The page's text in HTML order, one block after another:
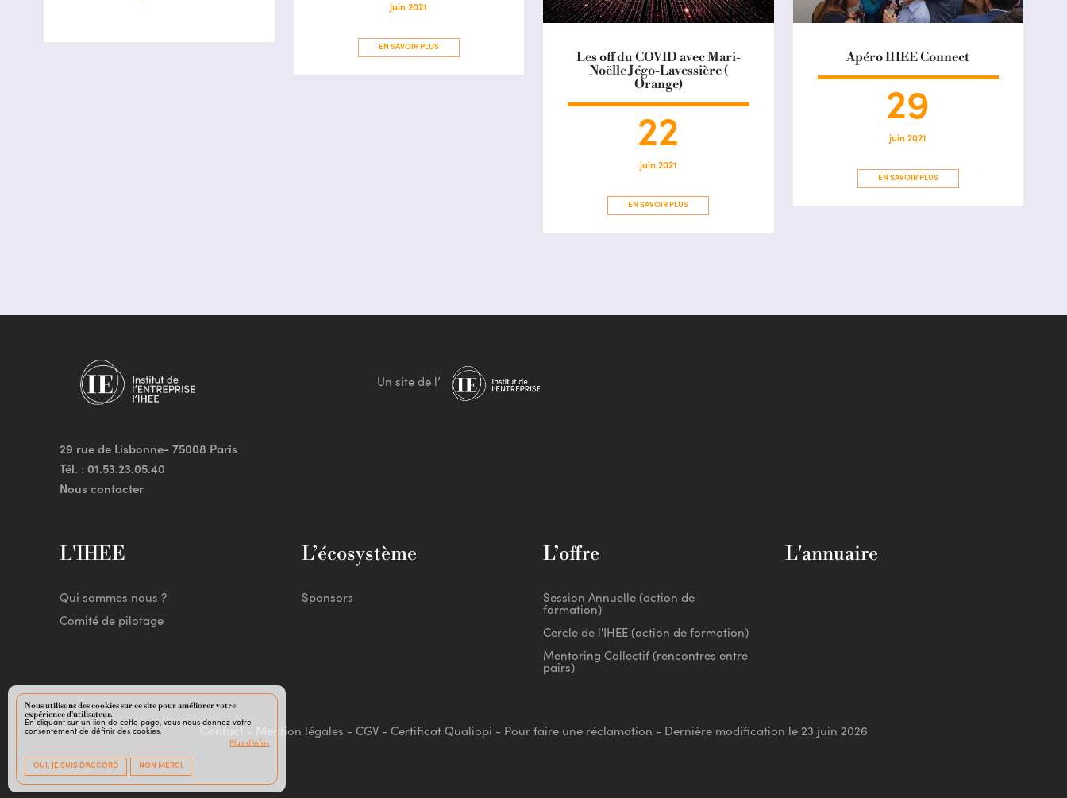
juin 2021
EN SAVOIR PLUS
Les off du COVID avec Mari-
Noëlle Jégo-Lavessière (
Orange)
22
juin 2021
EN SAVOIR PLUS
Apéro IHEE Connect
29
juin 2021
EN SAVOIR PLUS
29 rue de Lisbonne- 75008 Paris
Tél. : 01.53.23.05.40
Nous contacter
L'IHEE
Qui sommes nous ?
Comité de pilotage
L’écosystème
Sponsors
L’offre
Session Annuelle (action de
formation)
Cercle de l'IHEE (action de formation)
Mentoring Collectif (rencontres entre
pairs)
L'annuaire
Contact - Mention légales - CGV- Certificat Qualiopi - Pour faire une réclamation - Dernière modification le 23 juin 2026
Un site de l’
Nous utilisons des cookies sur ce site pour améliorer votre
expérience d'utilisateur.
En cliquant sur un lien de cette page, vous nous donnez votre
consentement de définir des cookies.
Plus d'infos
OUI, JE SUIS D'ACCORD NON MERCI